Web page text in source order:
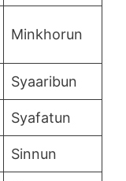
Minkhorun
Syaaribun
Syafatun
Sinnun